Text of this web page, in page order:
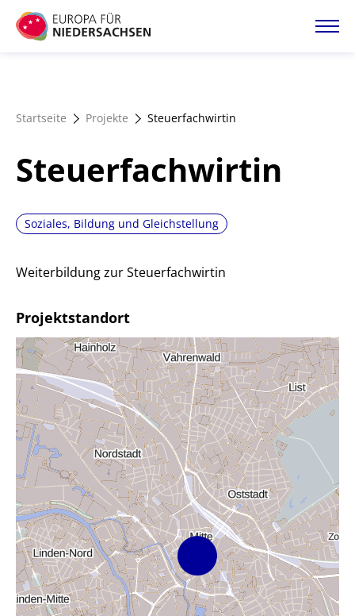
Direkt
zum
Förderangebote
Magazin
Startseite Projekte Steuerfachwirtin
Steuerfachwirtin
Soziales, Bildung und Gleichstellung
Weiterbildung zur Steuerfachwirtin
Projektstandort